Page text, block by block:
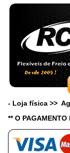
- Loja física >>
** O PAGAMENTO